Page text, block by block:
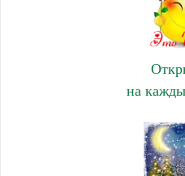
на